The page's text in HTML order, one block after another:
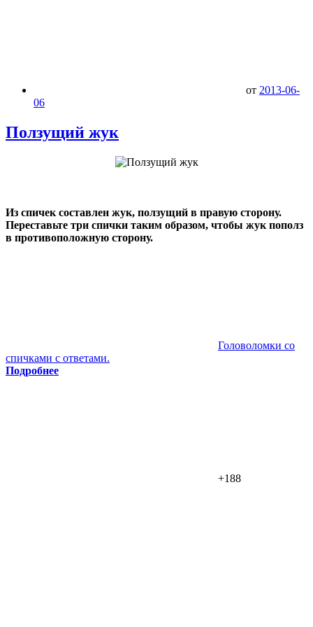
от 2013-06-
06
Ползущий жук
Из спичек составлен жук, ползущий в правую сторону.
Переставьте три спички таким образом, чтобы жук пополз
в противоположную сторону.
Головоломки со
спичками с ответами.
Подробнее
+188